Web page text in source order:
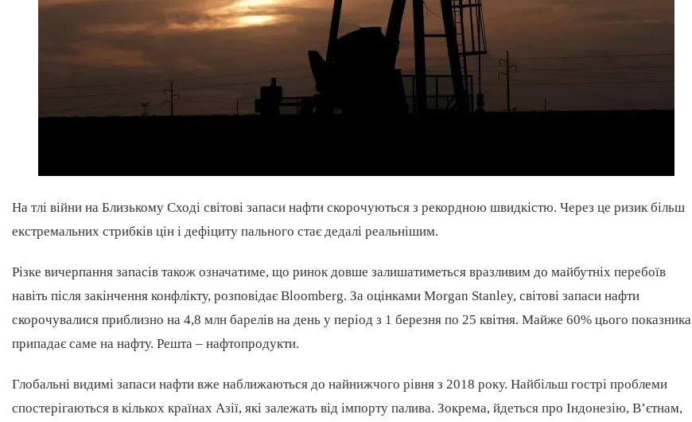
На тлі війни на Близькому Сході світові запаси нафти скорочуються з рекордною швидкістю. Через це ризик більш
екстремальних стрибків цін і дефіциту пального стає дедалі реальнішим.
Різке вичерпання запасів також означатиме, що ринок довше залишатиметься вразливим до майбутніх перебоїв
навіть після закінчення конфлікту, розповідає Bloomberg. За оцінками Morgan Stanley, світові запаси нафти
скорочувалися приблизно на 4,8 млн барелів на день у період з 1 березня по 25 квітня. Майже 60% цього показника
припадає саме на нафту. Решта – нафтопродукти.
Глобальні видимі запаси нафти вже наближаються до найнижчого рівня з 2018 року. Найбільш гострі проблеми
спостерігаються в кількох країнах Азії, які залежать від імпорту палива. Зокрема, йдеться про Індонезію, В’єтнам,